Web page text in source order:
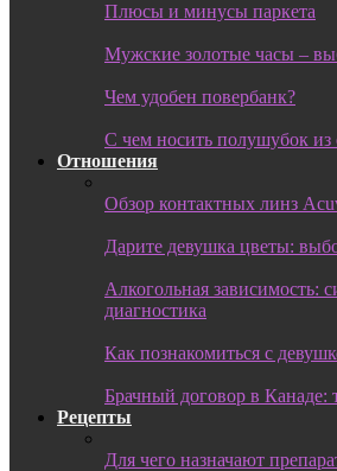
Плюсы и минусы паркета
Мужские золотые часы –
Чем удобен повербанк?
С чем носить полушубок из
Отношения
Обзор контактных линз
Дарите девушка цветы:
Алкогольная зависимость:
диагностика
Как познакомиться с
Брачный договор в Канаде:
Рецепты
Для чего назначают